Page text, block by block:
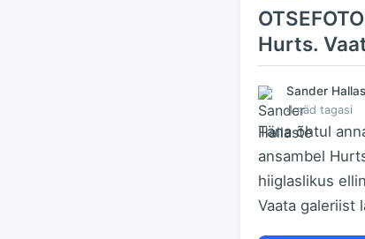
Hurts.
Sander
4 näd tagasi
Täna õhtul
ansambel
hiiglaslikus
Vaata galeriist